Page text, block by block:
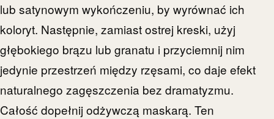
lub satynowym wykończeniu, by wyrównać ich
koloryt. Następnie, zamiast ostrej kreski, użyj
głębokiego brązu lub granatu i przyciemnij nim
jedynie przestrzeń między rzęsami, co daje efekt
naturalnego zagęszczenia bez dramatyzmu.
Całość dopełnij odżywczą maskarą. Ten